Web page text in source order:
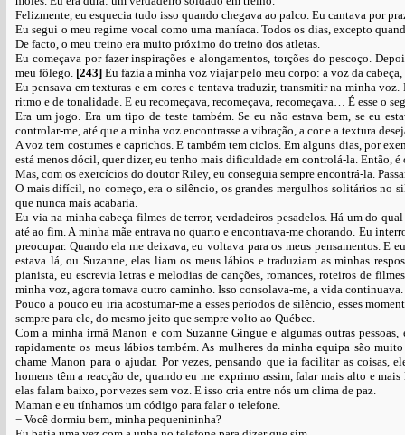
Felizmente, eu esquecia tudo isso quando chegava ao palco. Eu cantava por
Eu segui o meu regime vocal como uma maníaca. Todos os dias, excepto
De facto, o meu treino era muito próximo do treino dos atletas.
Eu começava por fazer inspirações e alongamentos, torções do pescoço.
meu fôlego. [243] Eu fazia a minha voz viajar pelo meu corpo: a voz da
Eu pensava em texturas e em cores e tentava traduzir, transmitir na minha voz.
ritmo e de tonalidade. E eu recomeçava, recomeçava, recomeçava… É esse o
Era um jogo. Era um tipo de teste também. Se eu não estava bem, se eu
controlar-me, até que a minha voz encontrasse a vibração, a cor e a textura
A voz tem costumes e caprichos. E também tem ciclos. Em alguns dias, por
está menos dócil, quer dizer, eu tenho mais dificuldade em controlá-la. Então,
Mas, com os exercícios do doutor Riley, eu conseguia sempre encontrá-la.
O mais difícil, no começo, era o silêncio, os grandes mergulhos solitários no
que nunca mais acabaria.
Eu via na minha cabeça filmes de terror, verdadeiros pesadelos. Há um do
até ao fim. A minha mãe entrava no quarto e encontrava-me chorando. Eu
preocupar. Quando ela me deixava, eu voltava para os meus pensamentos.
estava lá, ou Suzanne, elas liam os meus lábios e traduziam as minhas
pianista, eu escrevia letras e melodias de canções, romances, roteiros de
minha voz, agora tomava outro caminho. Isso consolava-me, a vida continuava.
Pouco a pouco eu iria acostumar-me a esses períodos de silêncio, esses
sempre para ele, do mesmo jeito que sempre volto ao Québec.
Com a minha irmã Manon e com Suzanne Gingue e algumas outras
rapidamente os meus lábios também. As mulheres da minha equipa são
chame Manon para o ajudar. Por vezes, pensando que ia facilitar as
homens têm a reacção de, quando eu me exprimo assim, falar mais alto e
elas falam baixo, por vezes sem voz. E isso cria entre nós um clima de paz.
Maman e eu tínhamos um código para falar o telefone.
− Você dormiu bem, minha pequenininha?